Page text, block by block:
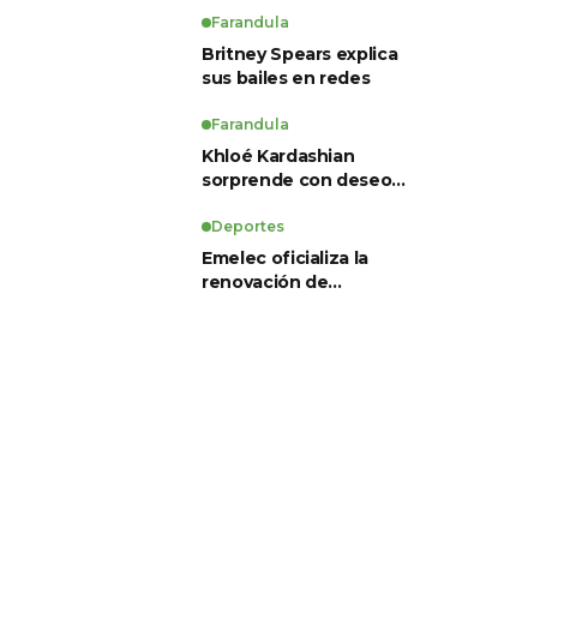
Universitario se salva y
solo dos equipos
ascienden para LigaPro
Farandula
Britney Spears explica
sus bailes en redes
Farandula
Khloé Kardashian
sorprende con deseo
corporal y revela sus
tratamientos estéticos
Deportes
Emelec oficializa la
renovación de